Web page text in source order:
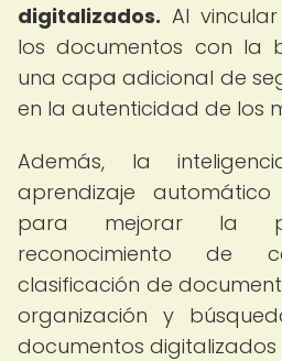
digitalizados. Al
los documentos con la
una capa adicional de
en la autenticidad de los
Además, la
aprendizaje
para mejorar la
reconocimiento de
clasificación de
organización y
documentos digitalizados